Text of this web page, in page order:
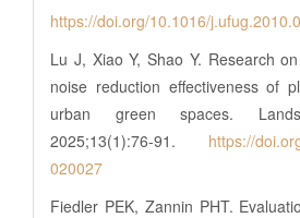
https://doi.org/10.1016/
Lu J, Xiao Y, Shao Y. Research
noise reduction effectiveness of
urban green spaces.
2025;13(1):76-91. https://
020027
Fiedler PEK, Zannin PHT.